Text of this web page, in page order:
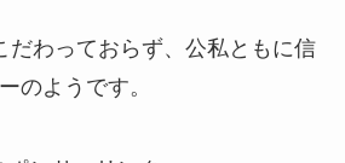
だわっておらず、公私ともに信
のようです。